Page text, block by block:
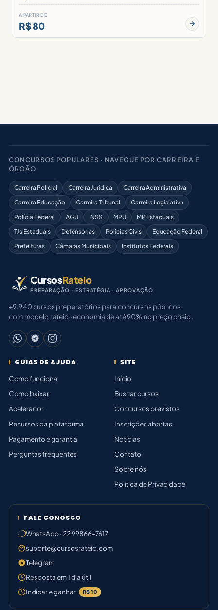
A PARTIR DE
R$ 80
CONCURSOS POPULARES · NAVEGUE POR CARREIRA E
ÓRGÃO
Carreira Policial Carreira Jurídica
Carreira Administrativa
Carreira Educação
Carreira Tribunal
Carreira Legislativa
Polícia Federal
AGU INSS MPU
MP Estaduais
TJs Estaduais
Defensorias Polícias Civis
Educação Federal
Prefeituras
Câmaras Municipais Institutos Federais
CursosRateio
PREPARAÇÃO · ESTRATÉGIA · APROVAÇÃO
+9.940 cursos preparatórios para concursos públicos
com modelo rateio · economia de até 90% no preço cheio.
GUIAS DE AJUDA
Como funciona
Como baixar
Acelerador
Recursos da plataforma
Pagamento e garantia
Perguntas frequentes
SITE
Início
Buscar cursos
Concursos previstos
Inscrições abertas
Notícias
Contato
Sobre nós
Política de Privacidade
FALE CONOSCO
WhatsApp · 22 99866-7617
suporte@cursosrateio.com
Telegram
Resposta em 1 dia útil
Indicar e ganhar
R$ 10